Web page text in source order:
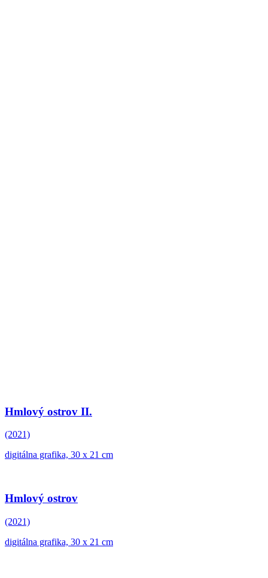
Hmlový ostrov II.
(2021)
digitálna grafika, 30 x 21 cm
Hmlový ostrov
(2021)
digitálna grafika, 30 x 21 cm